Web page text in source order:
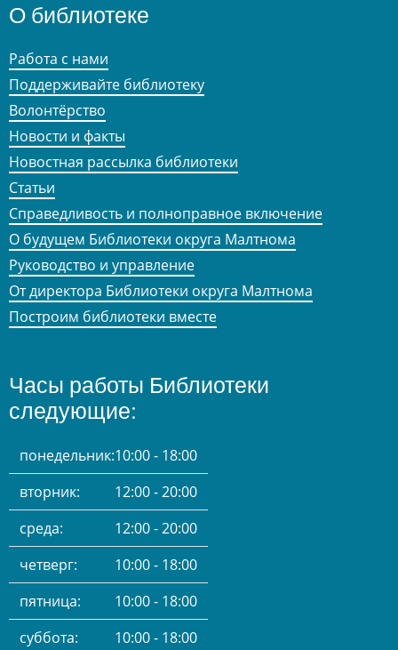
О библиотеке
Работа с нами
Поддерживайте библиотеку
Волонтёрство
Новости и факты
Новостная рассылка библиотеки
Статьи
Справедливость и полноправное включение
О будущем Библиотеки округа Малтнома
Руководство и управление
От директора Библиотеки округа Малтнома
Построим библиотеки вместе
Часы работы Библиотеки
следующие:
понедельник:10:00 - 18:00
вторник:
12:00 - 20:00
среда:
12:00 - 20:00
четверг:
10:00 - 18:00
пятница:
10:00 - 18:00
суббота:
10:00 - 18:00